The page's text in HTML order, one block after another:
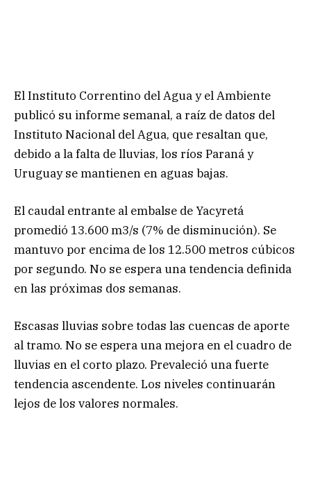
El Instituto Correntino del Agua y el Ambiente
publicó su informe semanal, a raíz de datos del
Instituto Nacional del Agua, que resaltan que,
debido a la falta de lluvias, los ríos Paraná y
Uruguay se mantienen en aguas bajas.
El caudal entrante al embalse de Yacyretá
promedió 13.600 m3/s (7% de disminución). Se
mantuvo por encima de los 12.500 metros cúbicos
por segundo. No se espera una tendencia definida
en las próximas dos semanas.
Escasas lluvias sobre todas las cuencas de aporte
al tramo. No se espera una mejora en el cuadro de
lluvias en el corto plazo. Prevaleció una fuerte
tendencia ascendente. Los niveles continuarán
lejos de los valores normales.